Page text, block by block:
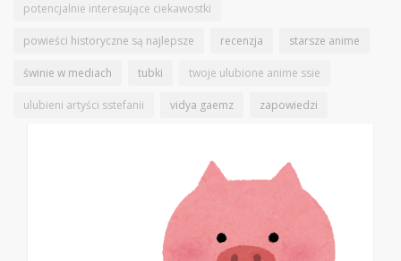
potencjalnie interesujące ciekawostki
powieści historyczne są najlepsze recenzja starsze anime
świnie w mediach tubki twoje ulubione anime ssie
ulubieni artyści sstefanii vidya gaemz zapowiedzi